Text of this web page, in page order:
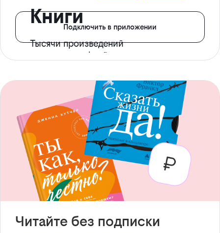
Книги
Тысячи произведений
с доступом офлайн
Подключить в приложении
Читайте без подписки